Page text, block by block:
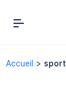
Accueil > sport